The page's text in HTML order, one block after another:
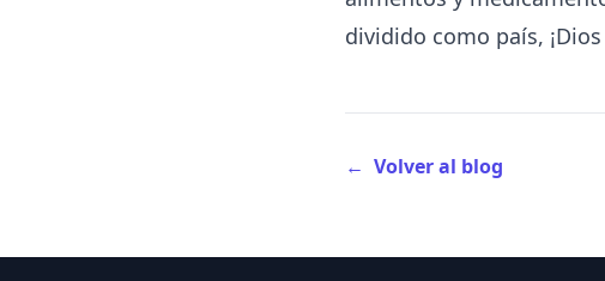
dividido como país,
← Volver al blog